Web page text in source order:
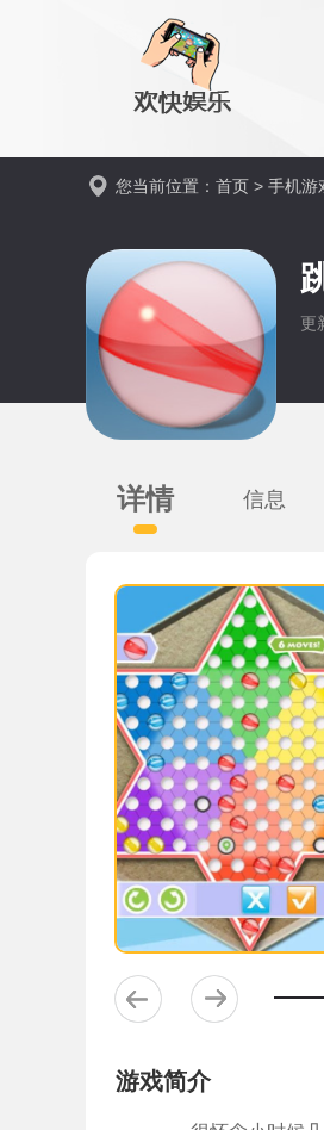
您当前位置： 首页 > 手机游
更
详情 信息
游戏简介